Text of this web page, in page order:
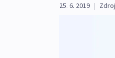
25. 6. 2019 |